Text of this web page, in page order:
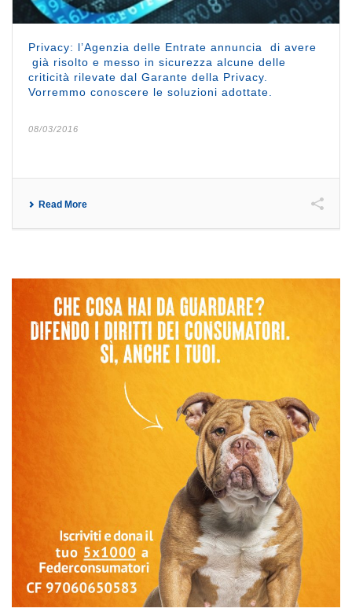
Privacy: l’Agenzia delle Entrate annuncia di avere
già risolto e messo in sicurezza alcune delle
criticità rilevate dal Garante della Privacy.
Vorremmo conoscere le soluzioni adottate.
08/03/2016
Read More